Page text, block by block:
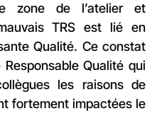
zone de l’atelier et
TRS est lié en
Qualité. Ce constat
Qualité qui
les raisons de
fortement impactées le